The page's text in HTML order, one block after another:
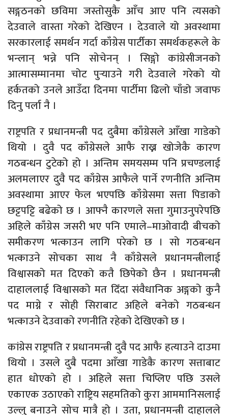
सङ्गठनको छविमा जस्तोसुकै आँच आए पनि त्यसको
देउवाले वास्ता गरेको देखिएन । देउवाले यो अवस्थामा
सरकारलाई समर्थन गर्दा काँग्रेस पार्टीका समर्थकहरूले के
भन्लान् भन्ने पनि सोचेनन् । सिङ्गो कांग्रेसीजनको
आत्मासम्मानमा चोट पुर्‍याउने गरी देउवाले गरेको यो
हर्कतको उनले आउँदा दिनमा पार्टीमा ढिलो चाँडो जवाफ
दिनु पर्ला नै ।
राष्ट्रपति र प्रधानमन्त्री पद दुबैमा काँग्रेसले आँखा गाडेको
थियो । दुवै पद काँग्रेसले आफै राख्न खोजेकै कारण
गठबन्धन टुटेको हो । अन्तिम समयसम्म पनि प्रचण्डलाई
अलमलाएर दुवै पद काँग्रेस आफैले पार्ने रणनीति अन्तिम
अवस्थामा आएर फेल भएपछि काँग्रेसमा सत्ता पिडाको
छट्टपट्टि बढेको छ । आफ्नै कारणले सत्ता गुमाउनुपरेपछि
अहिले काँग्रेस जसरी भए पनि एमाले–माओवादी बीचको
समीकरण भत्काउन लागि परेको छ । सो गठबन्धन
भत्काउने सोचका साथ नै काँग्रेसले प्रधानमन्त्रीलाई
विश्वासको मत दिएको कतै छिपेको छैन । प्रधानमन्त्री
दाहाललाई विश्वासको मत दिँदा संवैधानिक अङ्गको कुनै
पद माग्ने र सोही सिराबाट अहिले बनेको गठबन्धन
भत्काउने देउवाको रणनीति रहेको देखिएको छ ।
कांग्रेस राष्ट्रपति र प्रधानमन्त्री दुवै पद आफै हत्याउने दाउमा
थियो । उसले दुबै पदमा आँखा गाडेकै कारण सत्ताबाट
हात धोएको हो । अहिले सत्ता चिप्लिए पछि उसले
एकाएक उठाएको राष्ट्रिय सहमतिको कुरा आममानिसलाई
उल्लु बनाउने सोच मात्रै हो । उता, प्रधानमन्त्री दाहालले